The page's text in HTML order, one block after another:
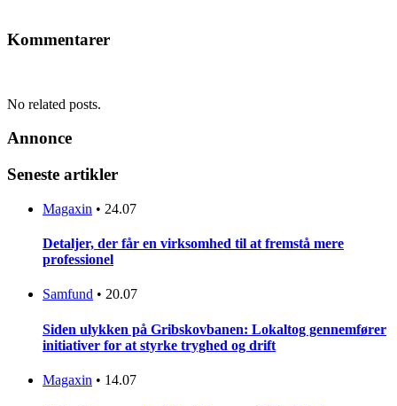
Kommentarer
No related posts.
Annonce
Seneste artikler
Magaxin • 24.07
Detaljer, der får en virksomhed til at fremstå mere
professionel
Samfund • 20.07
Siden ulykken på Gribskovbanen: Lokaltog gennemfører
initiativer for at styrke tryghed og drift
Magaxin • 14.07